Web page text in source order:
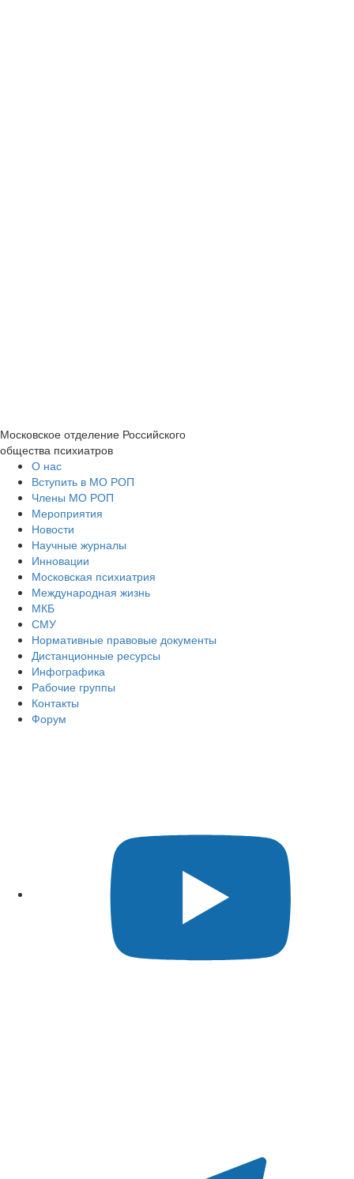
Московское отделение Российского
общества психиатров
О нас
Вступить в МО РОП
Члены МО РОП
Мероприятия
Новости
Научные журналы
Инновации
Московская психиатрия
Международная жизнь
МКБ
СМУ
Нормативные правовые документы
Дистанционные ресурсы
Инфографика
Рабочие группы
Контакты
Форум